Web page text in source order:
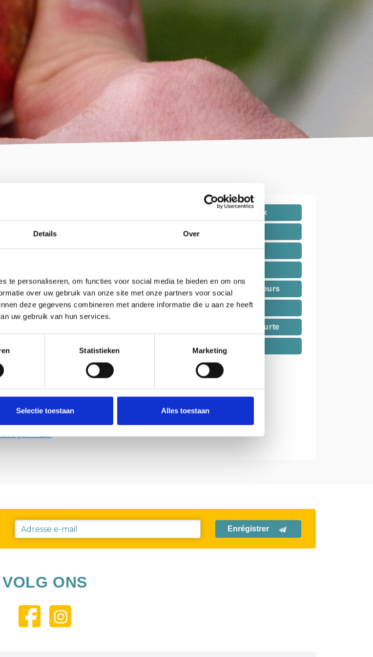
Details Over
te personaliseren, om functies voor social media te bieden en om ons
over uw gebruik van onze site met onze partners voor social
deze gegevens combineren met andere informatie die u aan ze heeft
uw gebruik van hun services.
Statistieken Marketing
Selectie toestaan Alles toestaan
pour votre recette et
au camping ou dans
uniques, vous récoltez
pouvez trouver où, quel
nous avons créé des
préparer des repas
trouvez le bon itinéraire.
Flandre occidentale et
dans la recette. Profitez de
En rentrant chez vous,
wzvl
Producteurs régionaux
Hospitalité
Tourisme culinaire
Produits sous les projecteurs
Activités savoureuses
Durabilité de la chaîne courte
Description du projet
Enrégistrer
VOLG ONS